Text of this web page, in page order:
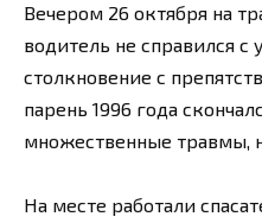
Вечером 26 октября на
водитель не справился
столкновение с
парень 1996 года
множественные травмы,
На месте работали